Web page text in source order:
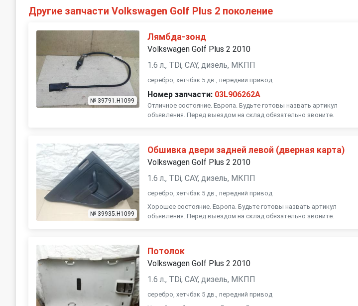
Другие запчасти Volkswagen Golf Plus 2 поколение
№ 39791.H1099
Лямбда-зонд
Volkswagen Golf Plus 2 2010
1.6 л., TDi, CAY, дизель, МКПП
серебро, хетчбэк 5 дв., передний привод
Номер запчасти: 03L906262A
Отличное состояние. Европа. Будьте готовы назвать артикул
объявления. Перед выездом на склад обязательно звоните.
№ 39935.H1099
Обшивка двери задней левой (дверная карта)
Volkswagen Golf Plus 2 2010
1.6 л., TDi, CAY, дизель, МКПП
серебро, хетчбэк 5 дв., передний привод
Хорошее состояние. Европа. Будьте готовы назвать артикул
объявления. Перед выездом на склад обязательно звоните.
Потолок
Volkswagen Golf Plus 2 2010
1.6 л., TDi, CAY, дизель, МКПП
серебро, хетчбэк 5 дв., передний привод